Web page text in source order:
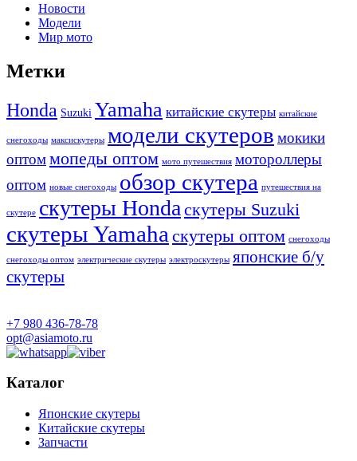
Новости
Модели
Мир мото
Метки
Honda Suzuki Yamaha китайские скутеры китайские
снегоходы максискутеры модели скутеров мокики
оптоммопеды оптом мото путешествия мотороллеры
оптом новые снегоходы обзор скутера путешествия на
скутере скутеры Honda скутеры Suzuki
скутеры Yamaha скутеры оптом снегоходы
снегоходы оптом электрические скутеры электроскутеры японские б/у
скутеры
+7 980 436-78-78
opt@asiamoto.ru
Каталог
Японские скутеры
Китайские скутеры
Запчасти